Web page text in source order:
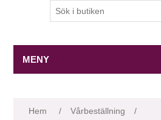
MENY
Hem / Vårbeställning
/